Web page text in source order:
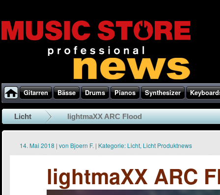
Gitarren Bässe Drums Pianos Synthesizer
Licht lightmaXX ARC Flood
14. Mai 2018 | von Bjoern F. | Kategorie: Licht, Licht Produktnews
lightmaXX ARC